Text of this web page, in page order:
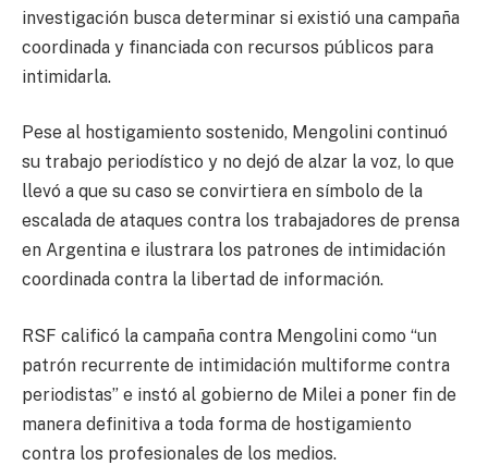
investigación busca determinar si existió una campaña
coordinada y financiada con recursos públicos para
intimidarla.
Pese al hostigamiento sostenido, Mengolini continuó
su trabajo periodístico y no dejó de alzar la voz, lo que
llevó a que su caso se convirtiera en símbolo de la
escalada de ataques contra los trabajadores de prensa
en Argentina e ilustrara los patrones de intimidación
coordinada contra la libertad de información.
RSF calificó la campaña contra Mengolini como “un
patrón recurrente de intimidación multiforme contra
periodistas” e instó al gobierno de Milei a poner fin de
manera definitiva a toda forma de hostigamiento
contra los profesionales de los medios.